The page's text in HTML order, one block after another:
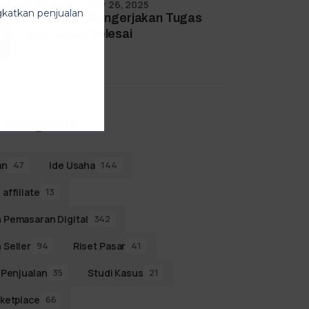
10 AI untuk Mengerjakan Tugas
agar Cepat Selesai
May 26, 2025
47 Ide Usaha 144
affiliate 13
Pemasaran Digital 342
Seller 94 Riset Pasar 41
35 Studi Kasus 21
66
penjualan